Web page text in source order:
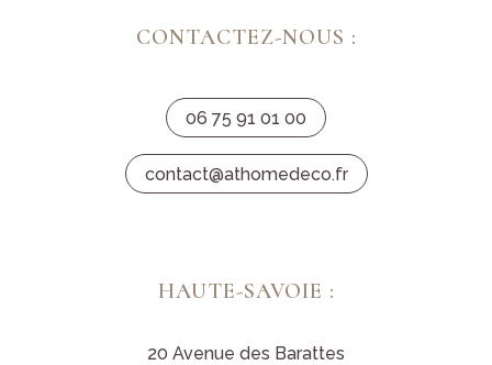
CONTACTEZ-NOUS :
06 75 91 01 00
contact@athomedeco.fr
HAUTE-SAVOIE :
20 Avenue des Barattes